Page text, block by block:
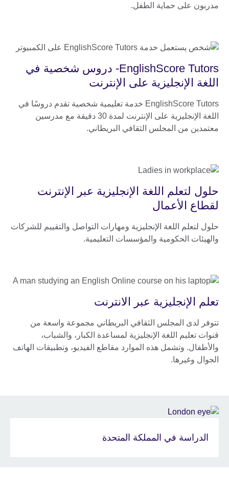
مدربون على حماية الطفل.
EnglishScore Tutors- دروس شخصية في
اللغة الإنجليزية على الإنترنت
EnglishScore Tutors خدمة تعليمية شخصية تقدم دروسًا في
اللغة الإنجليزية على الإنترنت لمدة 30 دقيقة مع مدرسين
معتمدين من المجلس الثقافي البريطاني.
حلول لتعلم اللغة الإنجليزية عبر الإنترنت
لقطاع الأعمال
حلول لتعلم اللغة الإنجليزية ومهارات التواصل والتقييم للشركات
والهيئات الحكومية والمؤسسات التعليمية.
تعلم الإنجليزية عبر الانترنت
تتوفر لدى المجلس الثقافي البريطاني مجموعة واسعة من
قنوات تعليم اللغة الإنجليزية لمساعدة الكبار، والشباب،
والأطفال. وتشمل هذه الموارد مقاطع الفيديو، وتطبيقات الهاتف
الجوال وغيرها.
الدراسة في المملكة المتحدة